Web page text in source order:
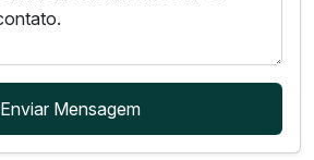
Enviar Mensagem